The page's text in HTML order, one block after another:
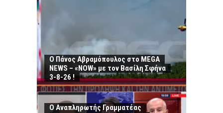
Ο Πάνος Αβραμόπουλος στο MEGA
NEWS – «NOW» με τον Βασίλη Σφήνα
3-8-26 !
Ο Αναπληρωτής Γραμματέας